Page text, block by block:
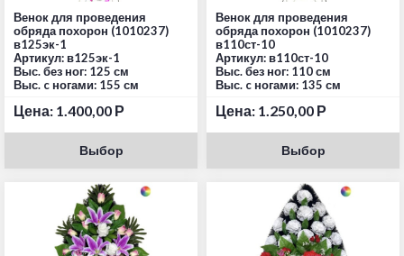
Венок для проведения
обряда похорон (1010237)
в125эк-1
Артикул: в125эк-1
Выс. без ног: 125 см
Выс. c ногами: 155 см
Цена: 1.400,00 Р
Выбор
Венок для проведения
обряда похорон (1010237)
в110ст-10
Артикул: в110ст-10
Выс. без ног: 110 см
Выс. c ногами: 135 см
Цена: 1.250,00 Р
Выбор